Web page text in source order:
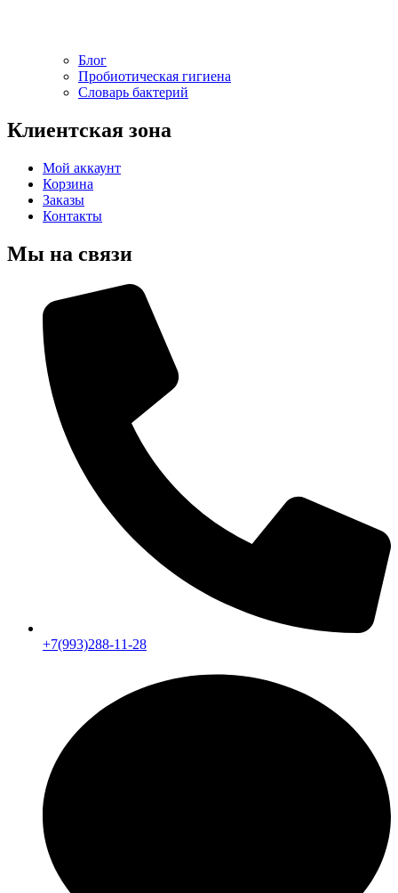
Блог
Пробиотическая гигиена
Словарь бактерий
Клиентская зона
Мой аккаунт
Корзина
Заказы
Контакты
Мы на связи
+7(993)288-11-28